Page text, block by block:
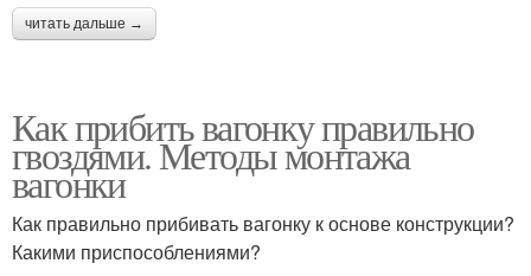
читать дальше →
Как прибить вагонку правильно
гвоздями. Методы монтажа
вагонки
Как правильно прибивать вагонку к основе конструкции?
Какими приспособлениями?